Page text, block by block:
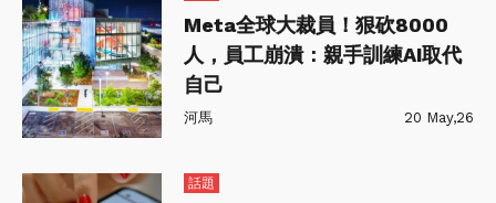
Meta全球大裁員！狠砍8000
人，員工崩潰：親手訓練AI取代
自己
河馬 20 May,26
話題